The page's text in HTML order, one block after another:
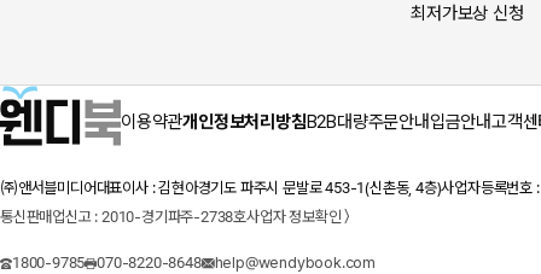
최저가보상 신청
이용약관개인정보처리방침B2B대량주문안내입금안내고객
㈜앤서블미디어 대표이사 : 김현아경기도 파주시 문발로 453-1(신촌동, 4층)사업자등록번
통신판매업신고 : 2010-경기파주-2738호사업자 정보확인 〉
1800-9785 070-8220-8648 help@wendybook.com